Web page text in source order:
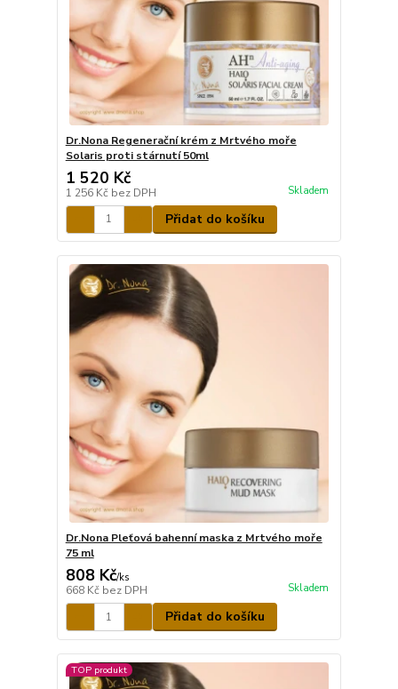
Dr.Nona Regenerační krém z Mrtvého moře
Solaris proti stárnutí 50ml
1 520 Kč
1 256 Kč bez DPH Skladem
Přidat do košíku
Dr.Nona Pleťová bahenní maska z Mrtvého moře
75 ml
808 Kč/ks
668 Kč bez DPH Skladem
Přidat do košíku
TOP produkt